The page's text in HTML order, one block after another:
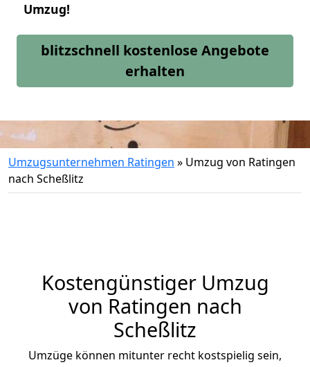
Umzug!
blitzschnell kostenlose Angebote
erhalten
Umzugsunternehmen Ratingen » Umzug von Ratingen
nach Scheßlitz
Kostengünstiger Umzug
von Ratingen nach
Scheßlitz
Umzüge können mitunter recht kostspielig sein,